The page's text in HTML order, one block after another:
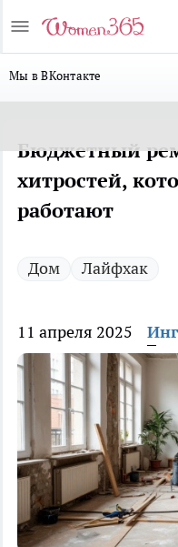
Мы в ВКонтакте
Бюджетный
хитростей,
работают
Дом Лайфхак
11 апреля 2025